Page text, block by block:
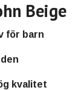
Beige
för barn
kvalitet